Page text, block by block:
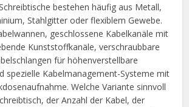
bestehen häufig aus Metall,
Stahlgitter oder flexiblem Gewebe.
geschlossene Kabelkanäle mit
Kunststoffkanäle, verschraubbare
für höhenverstellbare
spezielle Kabelmanagement-Systeme mit
Welche Variante sinnvoll
der Anzahl der Kabel, der